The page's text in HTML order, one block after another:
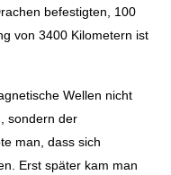
befestigten, 100
von 3400 Kilometern ist
Wellen nicht
sondern der
man, dass sich
Erst später kam man